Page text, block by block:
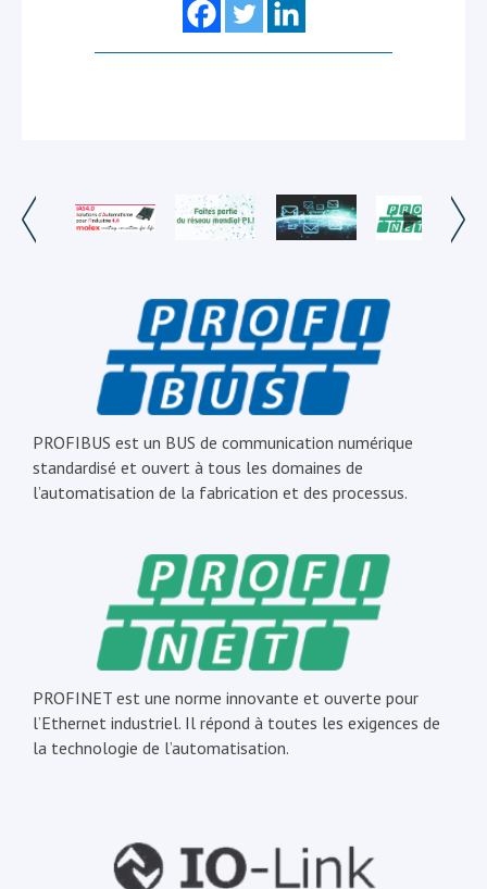
PROFIBUS est un BUS de communication numérique
standardisé et ouvert à tous les domaines de
l’automatisation de la fabrication et des processus.
PROFINET est une norme innovante et ouverte pour
l’Ethernet industriel. Il répond à toutes les exigences de
la technologie de l’automatisation.